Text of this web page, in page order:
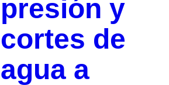
presión y
cortes de
agua a